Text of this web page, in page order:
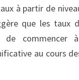
à partir de
que les taux
de commencer
au cours